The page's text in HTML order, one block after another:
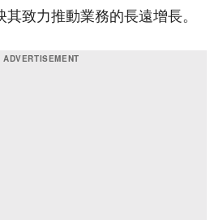
致力推動業務的長遠增長。